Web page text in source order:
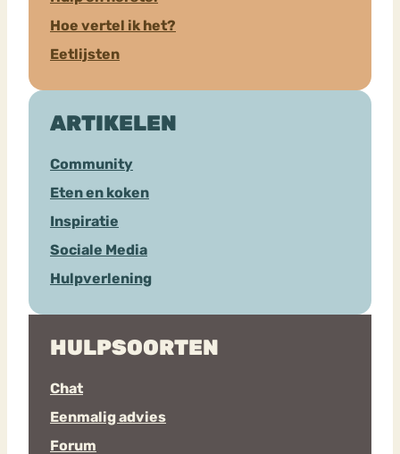
Hoe vertel ik het?
Eetlijsten
ARTIKELEN
Community
Eten en koken
Inspiratie
Sociale Media
Hulpverlening
HULPSOORTEN
Chat
Eenmalig advies
Forum